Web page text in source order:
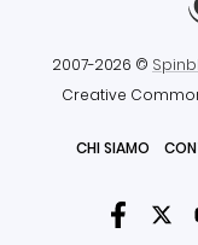
2007-2026 ©
Creative
CHI SIAMO